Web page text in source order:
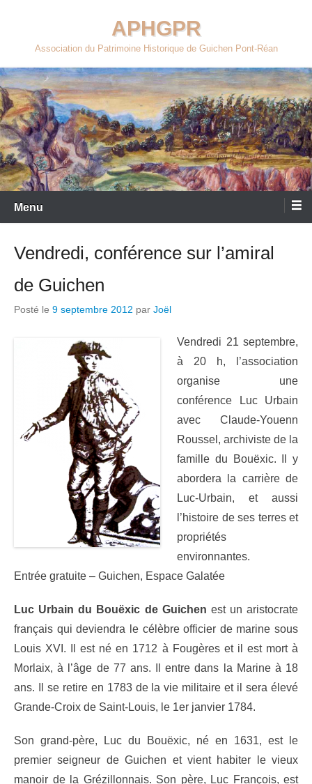
contenu
APHGPR
Association du Patrimoine Historique de Guichen Pont-Réan
Menu
Vendredi, conférence sur l’amiral
de Guichen
Posté le 9 septembre 2012 par Joël
Vendredi 21 septembre,
à 20 h, l’association
organise une
conférence Luc Urbain
avec Claude-Youenn
Roussel, archiviste de la
famille du Bouëxic. Il y
abordera la carrière de
Luc-Urbain, et aussi
l’histoire de ses terres et
propriétés
environnantes.
Entrée gratuite – Guichen, Espace Galatée
Luc Urbain du Bouëxic de Guichen est un aristocrate
français qui deviendra le célèbre officier de marine sous
Louis XVI.
Il est né en 1712 à Fougères et il est mort à
Morlaix, à l’âge de 77 ans. Il entre dans la Marine à 18
ans. Il se retire en 1783 de la vie militaire et il sera élevé
Grande-Croix de Saint-Louis, le 1er janvier 1784.
Son grand-père, Luc du Bouëxic, né en 1631, est le
premier seigneur de Guichen et vient habiter le vieux
manoir de la Grézillonnais. Son père, Luc François, est